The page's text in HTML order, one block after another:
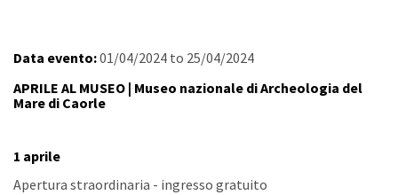
Data evento:01/04/2024 to 25/04/2024
APRILE AL MUSEO | Museo nazionale di Archeologia del
Mare di Caorle
1 aprile
Apertura straordinaria - ingresso gratuito